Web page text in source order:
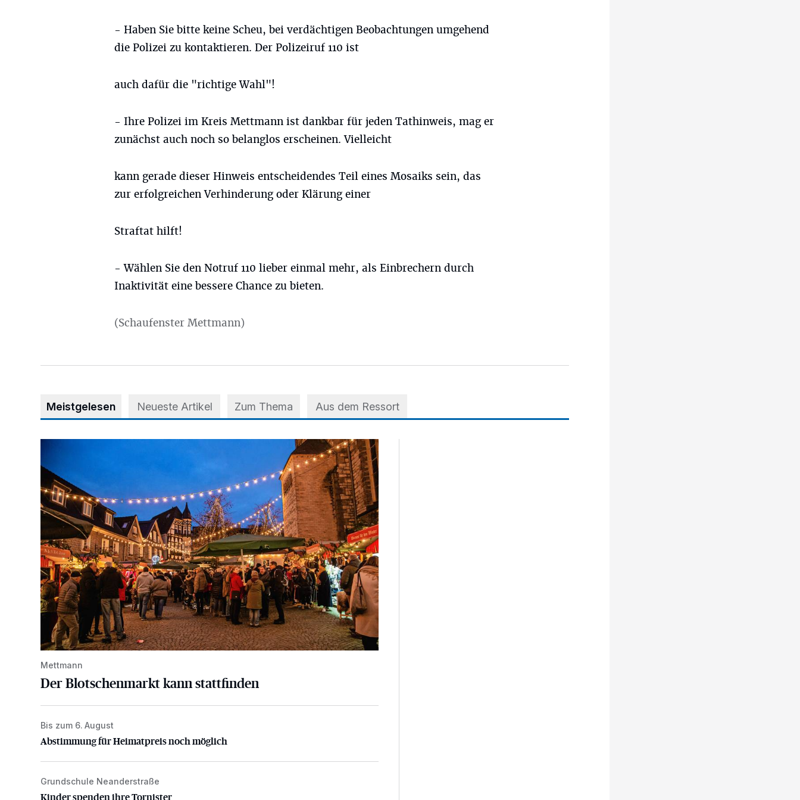
- Haben Sie bitte keine Scheu, bei verdächtigen Beobachtungen umgehend
die Polizei zu kontaktieren. Der Polizeiruf 110 ist
auch dafür die "richtige Wahl"!
- Ihre Polizei im Kreis Mettmann ist dankbar für jeden Tathinweis, mag er
zunächst auch noch so belanglos erscheinen. Vielleicht
kann gerade dieser Hinweis entscheidendes Teil eines Mosaiks sein, das
zur erfolgreichen Verhinderung oder Klärung einer
Straftat hilft!
- Wählen Sie den Notruf 110 lieber einmal mehr, als Einbrechern durch
Inaktivität eine bessere Chance zu bieten.
(Schaufenster Mettmann)
Meistgelesen Neueste Artikel Zum Thema Aus dem Ressort
Mettmann
Der Blotschenmarkt kann stattfinden
Abstimmung für Heimatpreis noch möglich
Bis zum 6. August
Abstimmung für Heimatpreis noch möglich
Kinder spenden ihre Tornister
Grundschule Neanderstraße
Kinder spenden ihre Tornister